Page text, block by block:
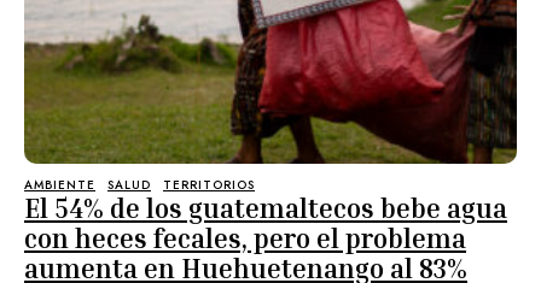
AMBIENTE SALUD TERRITORIOS
El 54% de los guatemaltecos bebe agua
con heces fecales, pero el problema
aumenta en Huehuetenango al 83%